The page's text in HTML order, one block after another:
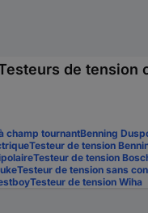
de tension
champ tournantBenning
Testeur de tension
Testeur de tension
Testeur de tension sans
Testeur de tension Wiha